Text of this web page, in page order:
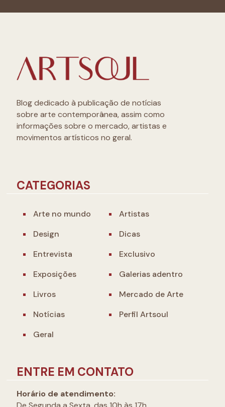
Blog dedicado à publicação de notícias
sobre arte contemporânea, assim como
informações sobre o mercado, artistas e
movimentos artísticos no geral.
CATEGORIAS
Arte no mundo
Artistas
Design
Dicas
Entrevista
Exclusivo
Exposições
Galerias adentro
Livros
Mercado de Arte
Notícias
Perfil Artsoul
Geral
ENTRE EM CONTATO
Horário de atendimento: